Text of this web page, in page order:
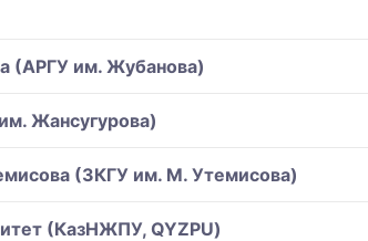
(АРГУ им. Жубанова)
Жансугурова)
(ЗКГУ им. М. Утемисова)
(КазНЖПУ, QYZPU)